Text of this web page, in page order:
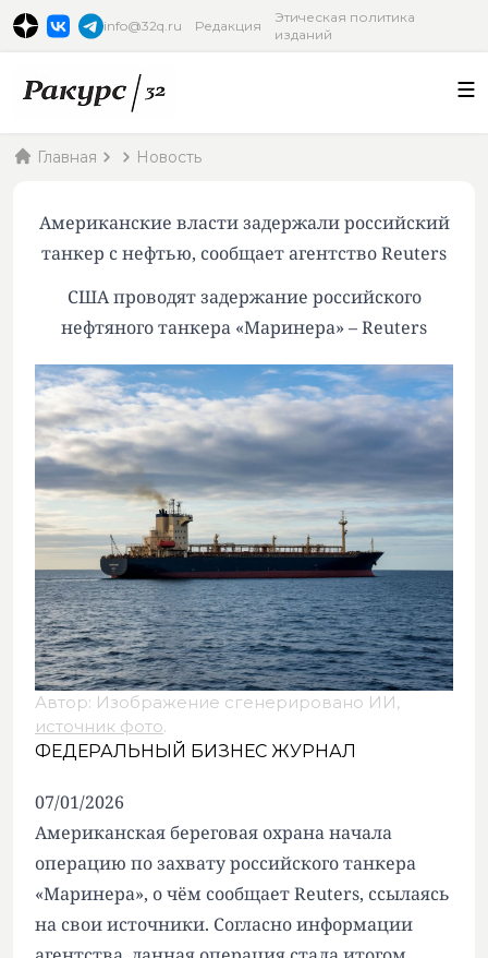
info@32q.ru Редакция
Этическая политика
изданий
Главная Новость
Американские власти задержали российский
танкер с нефтью, сообщает агентство Reuters
США проводят задержание российского
нефтяного танкера «Маринера» – Reuters
Автор: Изображение сгенерировано ИИ,
источник фото.
ФЕДЕРАЛЬНЫЙ БИЗНЕС ЖУРНАЛ
07/01/2026
Американская береговая охрана начала
операцию по захвату российского танкера
«Маринера», о чём сообщает Reuters, ссылаясь
на свои источники. Согласно информации